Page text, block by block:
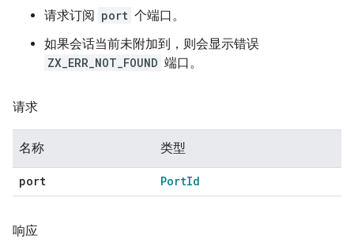
请求订阅 port 个端口。
如果会话当前未附加到，则会显示错误
ZX_ERR_NOT_FOUND 端口。
请求
名称 类型
port PortId
响应